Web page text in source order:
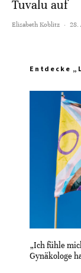
Tuvalu auf
Elisabeth Koblitz · 28.
Entdecke
„Ich fühle
Gynäkologe